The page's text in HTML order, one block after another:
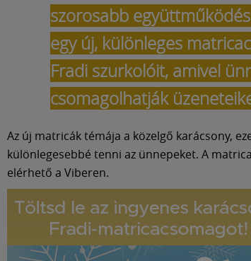
szorosabb
egy új, különleges
Fradi szurkolóit, amivel
csomagolhatják
Az új matricák témája a közelgő karácsony,
különlegesebbé tenni az ünnepeket. A
elérhető a Viberen.